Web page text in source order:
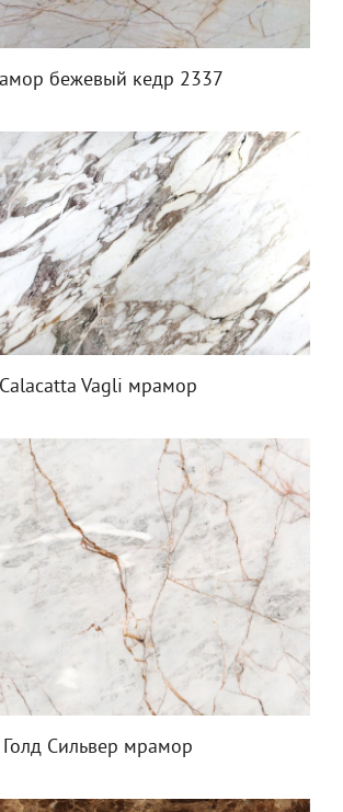
бежевый кедр 2337
Calacatta Vagli мрамор
Голд Сильвер мрамор